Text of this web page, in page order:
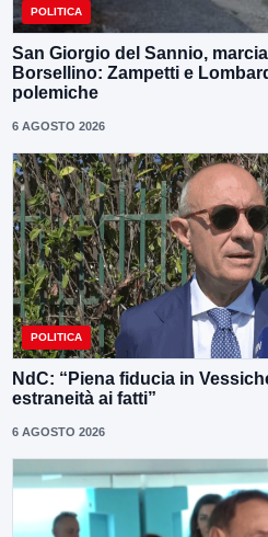
POLITICA
San Giorgio del Sannio,
Borsellino: Zampetti e
polemiche
6 AGOSTO 2026
POLITICA
NdC: “Piena fiducia in
estraneità ai fatti”
6 AGOSTO 2026